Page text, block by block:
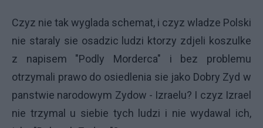
Czyz nie tak wyglada schemat, i czyz wladze Polski
nie staraly sie osadzic ludzi ktorzy zdjeli koszulke
z napisem "Podly Morderca" i bez problemu
otrzymali prawo do osiedlenia sie jako Dobry Zyd w
panstwie narodowym Zydow - Izraelu? I czyz Izrael
nie trzymal u siebie tych ludzi i nie wydawal ich,